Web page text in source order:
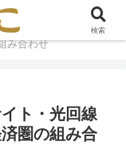
はスマホ・ECサイ
み合わせ
ト・光回線
圏の組み合
検索